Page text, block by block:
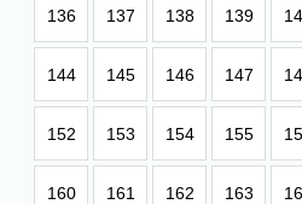
136 137 138 139
144 145 146 147
152 153 154 155
160 161 162 163